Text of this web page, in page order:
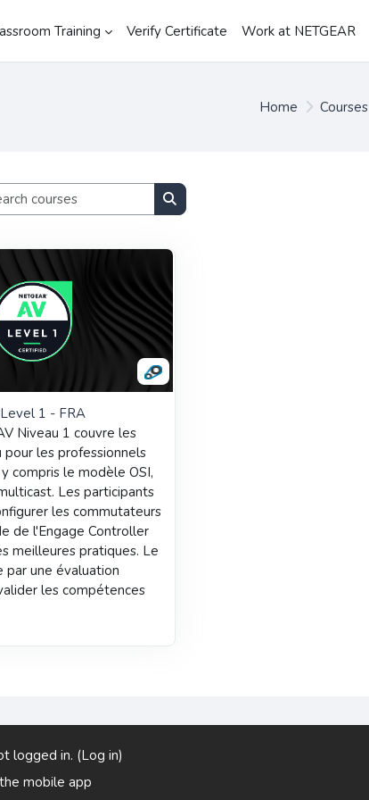
Training Verify Certificate Work at NETGEAR
Home Courses
Search courses
Search courses
1 - FRA
1 - FRA
Niveau 1 couvre les
pour les professionnels
compris le modèle OSI,
Les participants
les commutateurs
de l'Engage Controller
meilleures pratiques. Le
par une évaluation
les compétences
logged in. (Log in)
mobile app